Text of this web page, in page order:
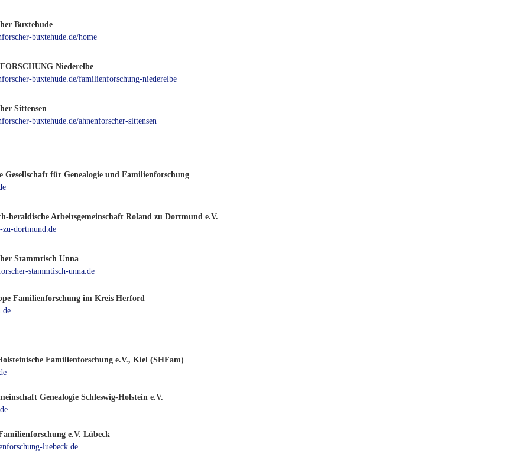
Buxtehude
buxtehude.de/home
Niederelbe
buxtehude.de/familienforschung-niederelbe
Sittensen
buxtehude.de/ahnenforscher-sittensen
Gesellschaft für Genealogie und Familienforschung
heraldische Arbeitsgemeinschaft Roland zu Dortmund e.V.
dortmund.de
Stammtisch Unna
stammtisch-unna.de
Familienforschung im Kreis Herford
Familienforschung e.V., Kiel (SHFam)
Genealogie Schleswig-Holstein e.V.
e.V. Lübeck
luebeck.de